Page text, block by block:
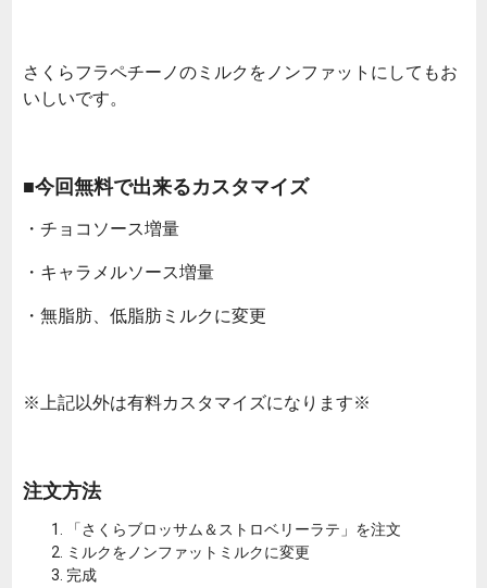
さくらフラペチーノのミルクをノンファットにしてもお
いしいです。
■今回無料で出来るカスタマイズ
・チョコソース増量
・キャラメルソース増量
・無脂肪、低脂肪ミルクに変更
※上記以外は有料カスタマイズになります※
注文方法
「さくらブロッサム＆ストロベリーラテ」を注文
ミルクをノンファットミルクに変更
完成